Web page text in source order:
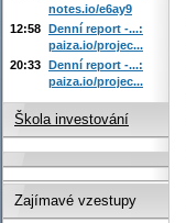
notes.io/e6ay9
12:58 Denní report -...:
paiza.io/projec...
20:33 Denní report -...:
paiza.io/projec...
Škola investování
Zajímavé vzestupy